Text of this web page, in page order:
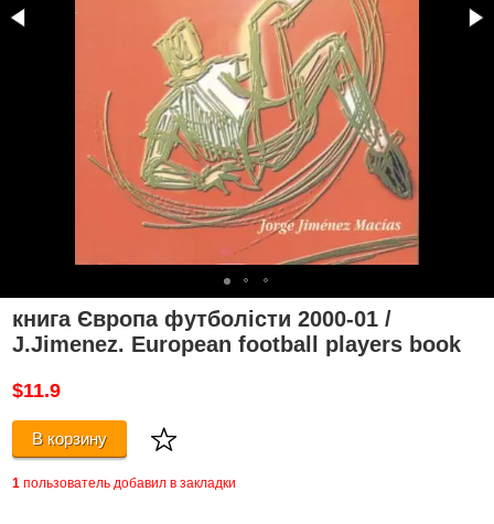
книга Європа футболісти 2000-01 /
J.Jimenez. European football players book
$11.9
В корзину
1 пользователь добавил в закладки